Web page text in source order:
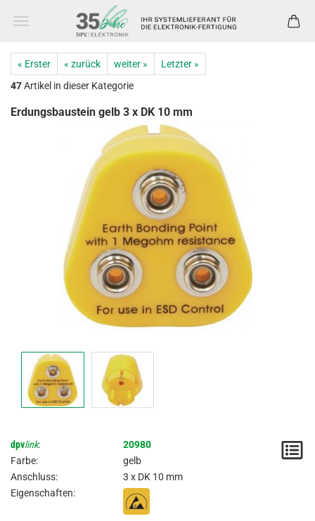
« Erster « zurück weiter »
Letzter »
47Artikel in dieser Kategorie
Erdungsbaustein gelb 3 x DK 10 mm
dpvlink:
20980
Farbe:
gelb
Anschluss:
3 x DK 10 mm
Eigenschaften: